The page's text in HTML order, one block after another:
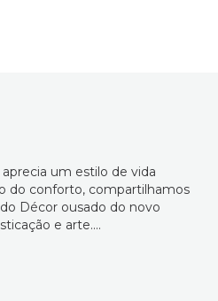
um estilo de vida
do conforto, compartilhamos
Décor ousado do novo
e arte....